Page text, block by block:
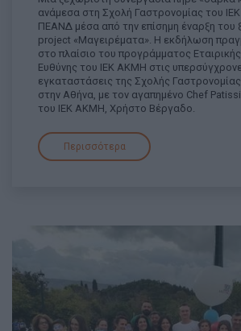
ανάμεσα στη Σχολή Γαστρονομίας του
ΠΕΑΝΔ μέσα από την επίσημη έναρξη του
project «Μαγειρέματα». Η εκδήλωση
στο πλαίσιο του προγράμματος
Ευθύνης του ΙΕΚ ΑΚΜΗ στις
εγκαταστάσεις της Σχολής
στην Αθήνα, με τον αγαπημένο Chef
του ΙΕΚ ΑΚΜΗ, Χρήστο Βέργαδο.
Περισσότερα